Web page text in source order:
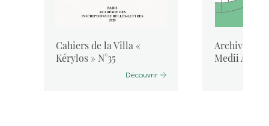
Cahiers de la Villa «
Kérylos » N°35
Découvrir
Archivum
Medii Aevi,